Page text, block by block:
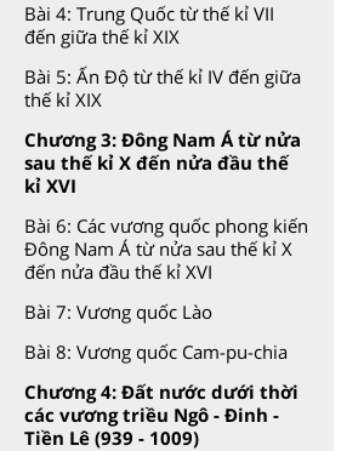
Bài 4: Trung Quốc từ thế kỉ VII
đến giữa thế kỉ XIX
Bài 5: Ấn Độ từ thế kỉ IV đến giữa
thế kỉ XIX
Chương 3: Đông Nam Á từ nửa
sau thế kỉ X đến nửa đầu thế
kỉ XVI
Bài 6: Các vương quốc phong kiến
Đông Nam Á từ nửa sau thế kỉ X
đến nửa đầu thế kỉ XVI
Bài 7: Vương quốc Lào
Bài 8: Vương quốc Cam-pu-chia
Chương 4: Đất nước dưới thời
các vương triều Ngô - Đinh -
Tiền Lê (939 - 1009)